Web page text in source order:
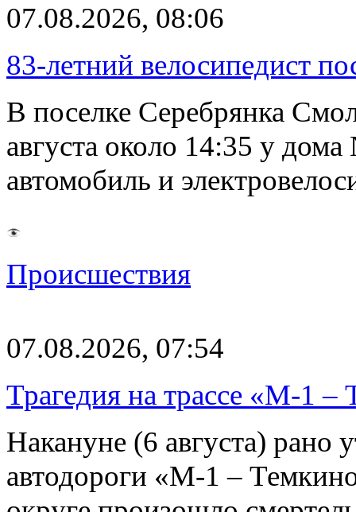
07.08.2026, 08:06
83-летний велосипедист
В поселке Серебрянка
августа около 14:35 у
автомобиль и
Происшествия
07.08.2026, 07:54
Трагедия на трассе «М-1 –
Накануне (6 августа) рано
автодороги «М-1 –